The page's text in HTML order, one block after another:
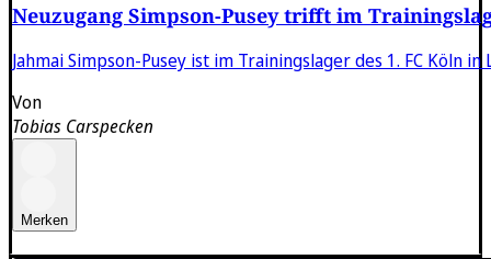
Neuzugang Simpson-Pusey trifft im
Jahmai Simpson-Pusey ist im Trainingslager des 1. FC
Von
Tobias Carspecken
Merken